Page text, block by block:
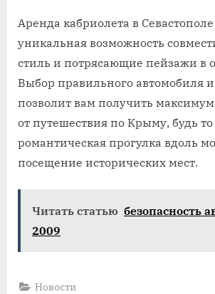
Аренда кабриолета в
уникальная возможность
стиль и потрясающие пейзажи в
Выбор правильного автомобиля
позволит вам получить максимум
от путешествия по Крыму, будь то
романтическая прогулка вдоль
посещение исторических мест.
Читать статью безопасность
2009
Новости